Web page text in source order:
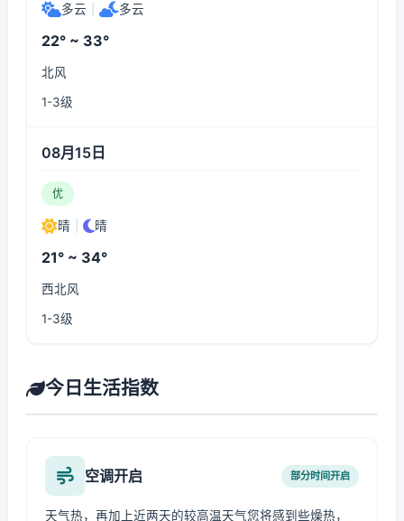
多云 多云
22° ~ 33°
北风
1-3级
08月15日
优
晴 晴
21° ~ 34°
西北风
1-3级
今日生活指数
空调开启 部分时间开启
天气热，再加上近两天的较高温天气您将感到些燥热，